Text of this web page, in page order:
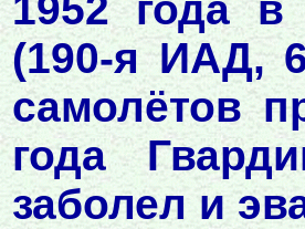
(190-я ИАД,
самолётов
года
заболел и